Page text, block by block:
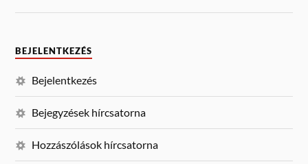
BEJELENTKEZÉS
Bejelentkezés
Bejegyzések hírcsatorna
Hozzászólások hírcsatorna